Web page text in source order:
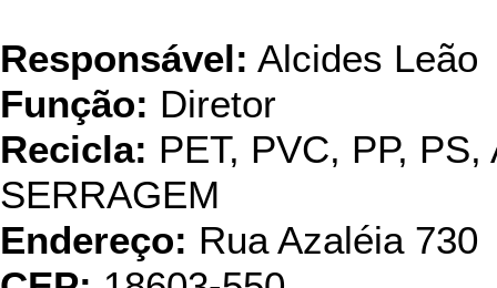
Responsável: Alcides Leão
Função: Diretor
Recicla: PET, PVC, PP,
SERRAGEM
Endereço: Rua Azaléia 730